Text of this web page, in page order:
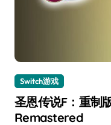
Switch游戏
圣恩传说F：重制
Remastered